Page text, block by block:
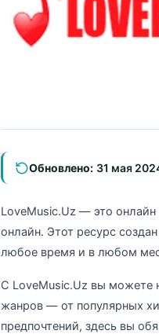
Обновлено: 31 мая
LoveMusic.Uz — это
онлайн. Этот ресурс
любое время и в любом
С LoveMusic.Uz вы можете
жанров — от популярных
предпочтений, здесь вы